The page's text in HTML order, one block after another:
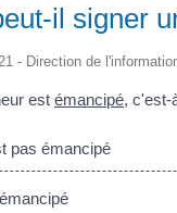
il signer
- Direction de
est émancipé, c'est-
pas émancipé